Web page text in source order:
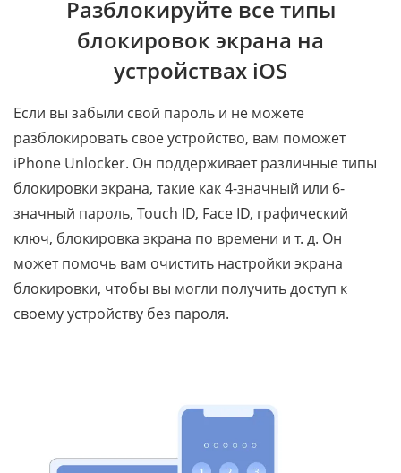
Разблокируйте все типы
блокировок экрана на
устройствах iOS
Если вы забыли свой пароль и не можете
разблокировать свое устройство, вам поможет
iPhone Unlocker. Он поддерживает различные типы
блокировки экрана, такие как 4-значный или 6-
значный пароль, Touch ID, Face ID, графический
ключ, блокировка экрана по времени и т. д. Он
может помочь вам очистить настройки экрана
блокировки, чтобы вы могли получить доступ к
своему устройству без пароля.